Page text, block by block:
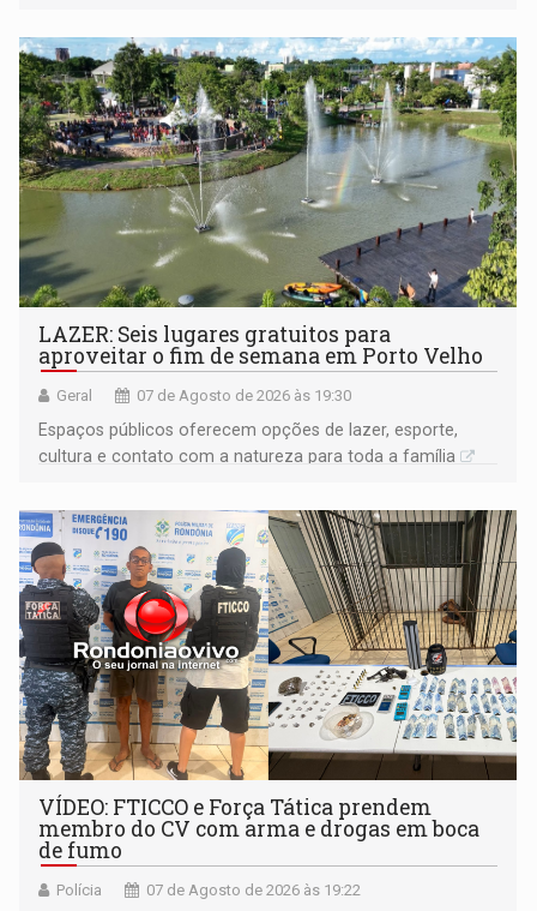
LAZER: Seis lugares gratuitos para
aproveitar o fim de semana em Porto Velho
Geral 07 de Agosto de 2026 às 19:30
Espaços públicos oferecem opções de lazer, esporte,
cultura e contato com a natureza para toda a família
VÍDEO: FTICCO e Força Tática prendem
membro do CV com arma e drogas em boca
de fumo
Polícia 07 de Agosto de 2026 às 19:22